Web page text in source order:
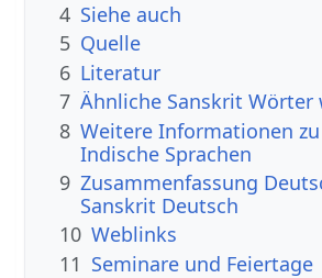
4 Siehe auch
5 Quelle
6 Literatur
7 Ähnliche Sanskrit Wörter
8 Weitere Informationen
Indische Sprachen
9 Zusammenfassung
Sanskrit Deutsch
10 Weblinks
11 Seminare und Feiertage